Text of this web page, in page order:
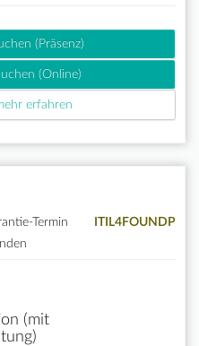
(Präsenz)
(Online)
erfahren
Termin
ITIL4FOUNDP
(mit